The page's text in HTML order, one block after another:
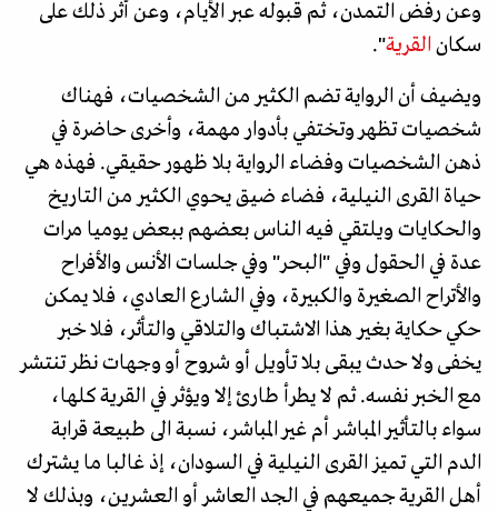
وعن رفض التمدن، ثم قبوله عبر الأيام، وعن أثر ذلك على
سكان القرية".
ويضيف أن الرواية تضم الكثير من الشخصيات، فهناك
شخصيات تظهر وتختفي بأدوار مهمة، وأخرى حاضرة في
ذهن الشخصيات وفضاء الرواية بلا ظهور حقيقي. فهذه هي
حياة القرى النيلية، فضاء ضيق يحوي الكثير من التاريخ
والحكايات ويلتقي فيه الناس بعضهم ببعض يوميا مرات
عدة في الحقول وفي "البحر" وفي جلسات الأنس والأفراح
والأتراح الصغيرة والكبيرة، وفي الشارع العادي، فلا يمكن
حكي حكاية بغير هذا الاشتباك والتلاقي والتأثر، فلا خبر
يخفى ولا حدث يبقى بلا تأويل أو شروح أو وجهات نظر تنتشر
مع الخبر نفسه. ثم لا يطرأ طارئ إلا ويؤثر في القرية كلها،
سواء بالتأثير المباشر أم غير المباشر، نسبة الى طبيعة قرابة
الدم التي تميز القرى النيلية في السودان، إذ غالبا ما يشترك
أهل القرية جميعهم في الجد العاشر أو العشرين، وبذلك لا